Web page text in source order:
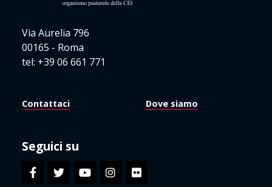
Via Aurelia 796
00165 - Roma
tel: +39 06 661 771
Contattaci Dove siamo
Seguici su